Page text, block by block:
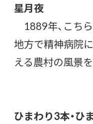
星月夜
1889年、こち
地方で精神病院
える農村の風景
ひまわり3本・ひ